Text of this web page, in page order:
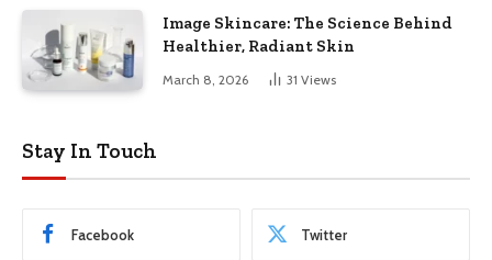
Image Skincare: The Science Behind
Healthier, Radiant Skin
March 8, 2026 31 Views
Stay In Touch
Facebook Twitter